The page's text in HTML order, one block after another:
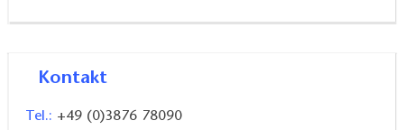
Kontakt
Tel.: +49 (0)3876 78090